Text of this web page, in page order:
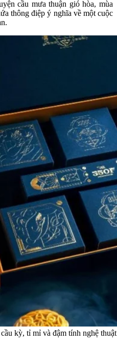
cầu mưa thuận gió hòa, mùa
thông điệp ý nghĩa về một cuộc
kỳ, tỉ mỉ và đậm tính nghệ thuật